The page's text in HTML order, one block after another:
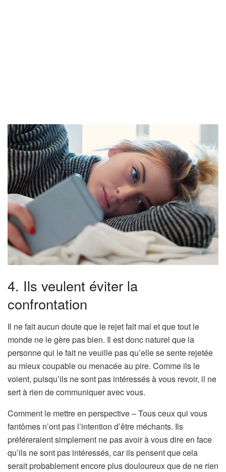
4. Ils veulent éviter la
confrontation
Il ne fait aucun doute que le rejet fait mal et que tout le
monde ne le gère pas bien. Il est donc naturel que la
personne qui le fait ne veuille pas qu’elle se sente rejetée
au mieux coupable ou menacée au pire. Comme ils le
voient, puisqu’ils ne sont pas intéressés à vous revoir, il ne
sert à rien de communiquer avec vous.
Comment le mettre en perspective – Tous ceux qui vous
fantômes n’ont pas l’intention d’être méchants. Ils
préféreraient simplement ne pas avoir à vous dire en face
qu’ils ne sont pas intéressés, car ils pensent que cela
serait probablement encore plus douloureux que de ne rien